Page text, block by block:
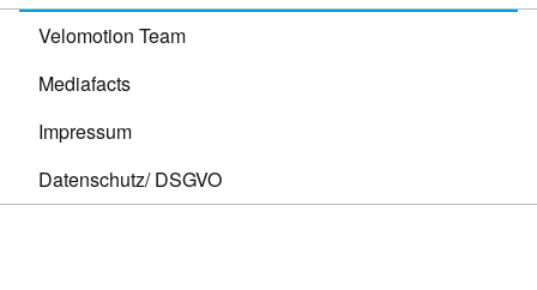
Velomotion Team
Mediafacts
Impressum
Datenschutz/ DSGVO